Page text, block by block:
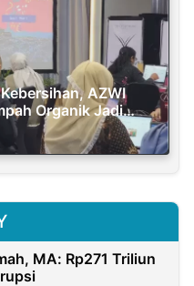
AZWI
Organik Jadi
MA: Rp271 Triliun